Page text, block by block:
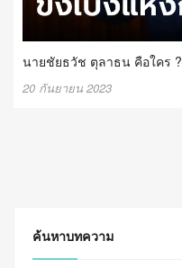
นายชัยธวัช ตุลาธน คือใคร ?
20 กันยายน 2023
ค้นหาบทความ